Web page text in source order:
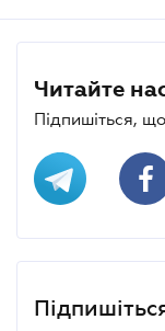
Читайте
Підпишіться,